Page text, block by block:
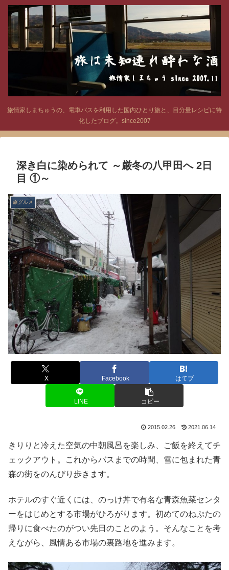
旅情家しまちゅうの、電車バスを利用した国内ひとり旅と、目分量レシピに特
化したブログ。since2007
深き白に染められて ～厳冬の八甲田へ 2日
目 ①～
旅グルメ
X Facebook はてブ
LINE コピー
2015.02.26 2021.06.14
きりりと冷えた空気の中朝風呂を楽しみ、ご飯を終えてチ
ェックアウト。これからバスまでの時間、雪に包まれた青
森の街をのんびり歩きます。
ホテルのすぐ近くには、のっけ丼で有名な青森魚菜センタ
ーをはじめとする市場がひろがります。初めてのねぷたの
帰りに食べたのがつい先日のことのよう。そんなことを考
えながら、風情ある市場の裏路地を進みます。